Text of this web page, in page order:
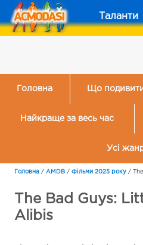
Таланти
Головна Що
Найкраще за весь час
Усі
Головна / AMDB / Фільми 2025 року /
The Bad Guys:
Alibis